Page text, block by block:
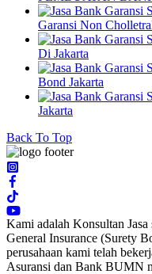
Garansi Non
Di Jakarta
Bond Jakarta
Jakarta
Back To Top
Kami adalah Konsultan Jasa
General Insurance (Surety
perusahaan kami telah
Asuransi dan Bank BUMN